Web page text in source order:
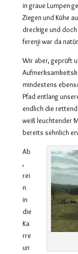
in graue Lumpen
Ziegen und Kühe
dreckige und
ferenji war da
Wir aber, geprüft
mindestens
Pfad entlang
endlich die
weiß leuchtender
bereits sehnlich
Ab
,
rei
n
in
die
Ka
rre
un